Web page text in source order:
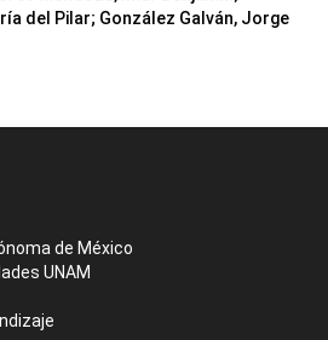
del Pilar; González Galván, Jorge
de México
UNAM